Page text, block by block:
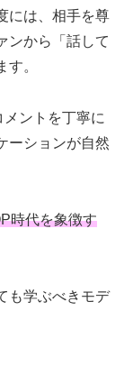
には、相手を尊
ンから「話して
。
ントを丁寧に
ーションが自然
時代を象徴す
も学ぶべきモデ